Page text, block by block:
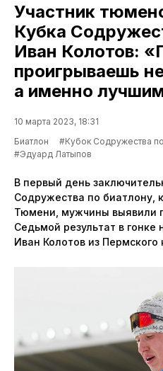
Участник
Кубка
Иван Колотов:
проигрываешь
а именно
10 марта 2023, 18:31
Биатлон
#Кубок Содружества
#Эдуард Латыпов
В первый день
Содружества по биатлону,
Тюмени, мужчины выявили
Седьмой результат в гонке
Иван Колотов из Пермского